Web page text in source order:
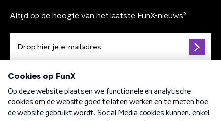
Altijd op de hoogte van het laatste FunX-nieuws?